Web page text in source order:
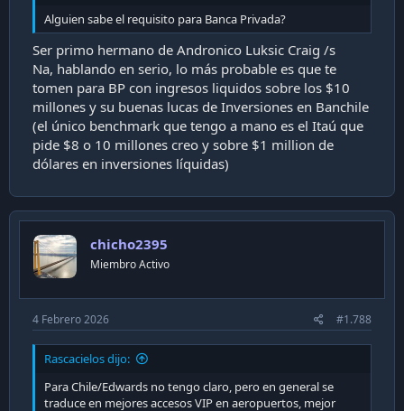
Alguien sabe el requisito para Banca Privada?
Ser primo hermano de Andronico Luksic Craig /s
Na, hablando en serio, lo más probable es que te
tomen para BP con ingresos liquidos sobre los $10
millones y su buenas lucas de Inversiones en Banchile
(el único benchmark que tengo a mano es el Itaú que
pide $8 o 10 millones creo y sobre $1 million de
dólares en inversiones líquidas)
chicho2395
Miembro Activo
4 Febrero 2026 #1.788
Rascacielos dijo:
Para Chile/Edwards no tengo claro, pero en general se
traduce en mejores accesos VIP en aeropuertos, mejor